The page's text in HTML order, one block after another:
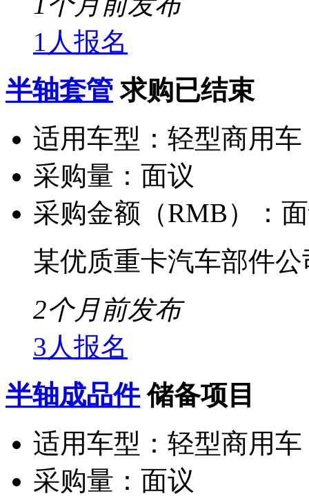
1人报名
半轴套管 求购已结束
适用车型： 轻型商用
采购量： 面议
采购金额（RMB）：
某优质重卡汽车部件公
2个月前发布
3人报名
半轴成品件 储备项目
适用车型： 轻型商用
采购量： 面议